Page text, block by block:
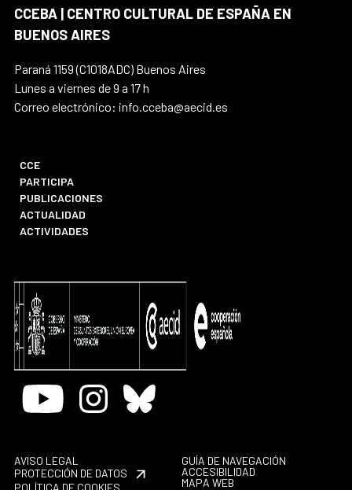
CCEBA | CENTRO CULTURAL DE ESPAÑA EN
BUENOS AIRES
Paraná 1159 (C1018ADC) Buenos Aires
Lunes a viernes de 9 a 17 h
Correo electrónico: info.cceba@aecid.es
CCE
PARTICIPA
PUBLICACIONES
ACTUALIDAD
ACTIVIDADES
Youtube InstagramBluesky
AVISO LEGAL
PROTECCIÓN DE DATOS
GUÍA DE NAVEGACIÓN
ACCESIBILIDAD
MAPA WEB